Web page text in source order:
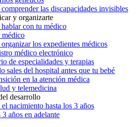
las discapacidades invisibles
y organizarte
con tu médico
los expedientes médicos
médico electrónico
de especialidades y terapias
sales del hospital antes que tu bebé
en la atención médica
y telemedicina
desarrollo
el nacimiento hasta los 3 años
años en adelante